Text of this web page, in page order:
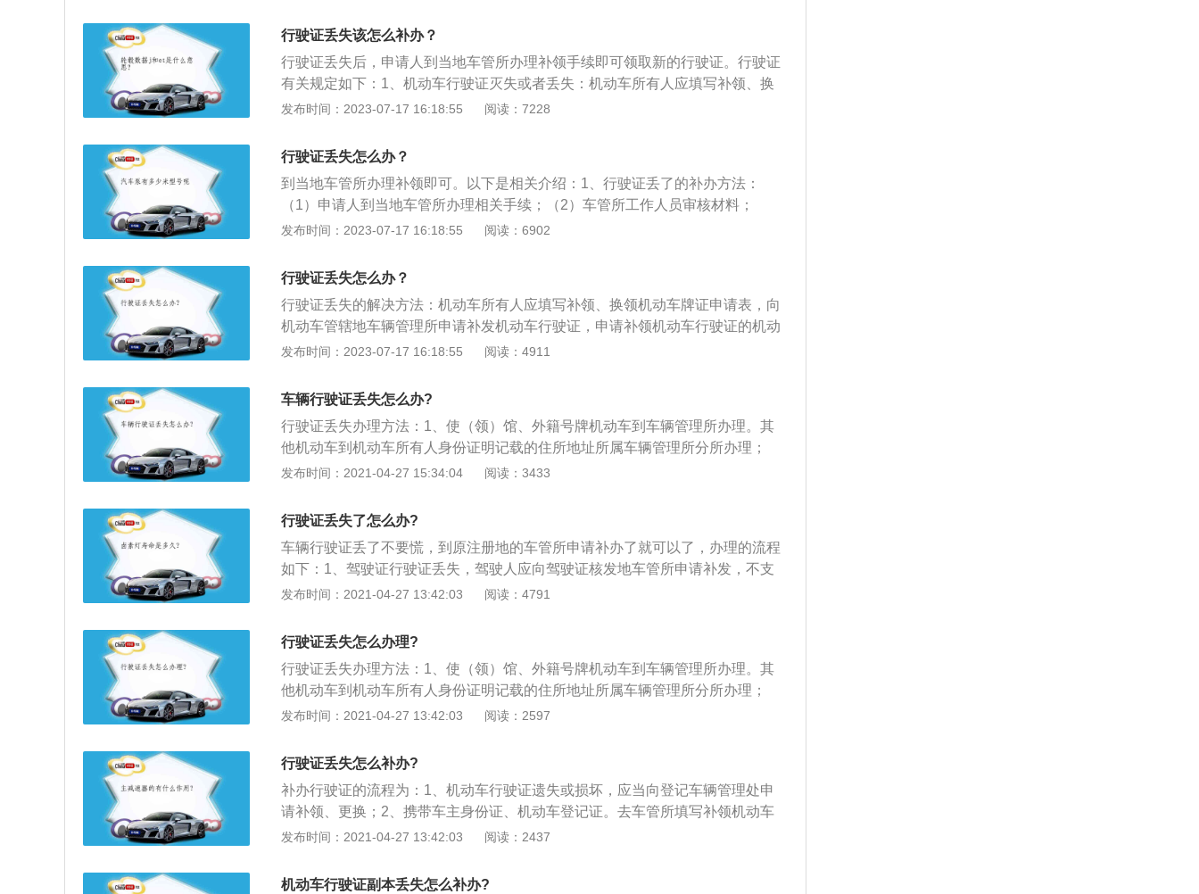
驾驶证交回发证机关，否则，会被视作持双证，公安车管部门会按规定予以注销
处理。
行驶证丢失该怎么补办？
行驶证丢失后，申请人到当地车管所办理补领手续即可领取新的行驶证。行驶证
有关规定如下：1、机动车行驶证灭失或者丢失：机动车所有人应填写补领、换
领机动车牌证申请表，向机动车管辖地车辆管理所申请补发机动车行驶证。申请
辆，按机动车定期检验有关规定执行。2、行驶证补办所需资料：机动车补、换
发牌证申请表；机动车登记证书；车主身份证原件及复印件；外地户口需带暂住
证原件及复印件；机动车注册或转人登记表；如需代办还要委托书、受委托人的
身份证明。
发布时间：2023-07-17 16:18:55 阅读：7228
行驶证丢失怎么办？
到当地车管所办理补领即可。以下是相关介绍：1、行驶证丢了的补办方法：
（1）申请人到当地车管所办理相关手续；（2）车管所工作人员审核材料；
（3）符合要求者受理业务；（4）申请人缴纳相应费用；（5）领取行驶证。2、
驾驶证申请表；（3）机动车登记证书；（4）车主身份证原件及复印件；（5）
车辆照片3张；（6）外地户口需带暂住证原件及复印件；（7）机动车注册或转
人登记表；（8）如需代办还要委托书、受委托人的身份证明。
发布时间：2023-07-17 16:18:55 阅读：6902
行驶证丢失怎么办？
行驶证丢失的解决方法：机动车所有人应填写补领、换领机动车牌证申请表，向
机动车管辖地车辆管理所申请补发机动车行驶证，申请补领机动车行驶证的机动
车必须在车辆定期检验周期内，超过检验周期的，按机动车定期检验有关规定执
有人的身份证明及复印件；3、机动车所有人应提交未全部丢失或者损坏的部分
号牌；4、由代理人代办该业务的还应提供代理人身份证明及复印件。
发布时间：2023-07-17 16:18:55 阅读：4911
车辆行驶证丢失怎么办?
行驶证丢失办理方法：1、使（领）馆、外籍号牌机动车到车辆管理所办理。其
他机动车到机动车所有人身份证明记载的住所地址所属车辆管理所分所办理；
2、补（换）领《机动车行驶证》的，自受理之日起一个工作日内办结，补
料，补领、换领机动车牌证申请表，机动车所有人的身份证明及复印件；4、机
动车所有人应提交未全部灭失、丢失或者损坏的部分号牌，由代理人代办该业务
的还应提供代理人身份证明及复印件。
发布时间：2021-04-27 15:34:04 阅读：3433
行驶证丢失了怎么办?
车辆行驶证丢了不要慌，到原注册地的车管所申请补办了就可以了，办理的流程
如下：1、驾驶证行驶证丢失，驾驶人应向驾驶证核发地车管所申请补发，不支
持异地补办；2、需要填写《机动车行驶证申请表》，提交身份证原件及正反面
补办行驶证只需要1天就可以领证了，所需的费用是15元的工本费，申请补办
时，需要填写一份机动车行驶证遗失书面声明，证明你的行驶证确实是已经丢
了。
发布时间：2021-04-27 13:42:03 阅读：4791
行驶证丢失怎么办理?
行驶证丢失办理方法：1、使（领）馆、外籍号牌机动车到车辆管理所办理。其
他机动车到机动车所有人身份证明记载的住所地址所属车辆管理所分所办理；
2、补（换）领《机动车行驶证》的，自受理之日起一个工作日内办结，补
料，补领、换领机动车牌证申请表，机动车所有人的身份证明及复印件；4、机
动车所有人应提交未全部灭失、丢失或者损坏的部分号牌，由代理人代办该业务
的还应提供代理人身份证明及复印件。
发布时间：2021-04-27 13:42:03 阅读：2597
行驶证丢失怎么补办?
补办行驶证的流程为：1、机动车行驶证遗失或损坏，应当向登记车辆管理处申
请补领、更换；2、携带车主身份证、机动车登记证。去车管所填写补领机动车
行驶证的申请表，并拓印车架号、发动机号验车，拍照、交费（证件费用、照片
发布时间：2021-04-27 13:42:03 阅读：2437
机动车行驶证副本丢失怎么补办?